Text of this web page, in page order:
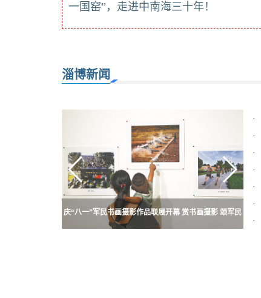
一国窑”，走进中南海三十年！
淄博新闻
多车相撞追尾交通一度受阻 6辆车不同程度受损
庆“八一”军民书画摄影作品联展开幕 赏书画摄影 颂军民
外地男子废弃矿坑内溺水 这边在搜救那边还在游
·
·
·
·
·
·
·